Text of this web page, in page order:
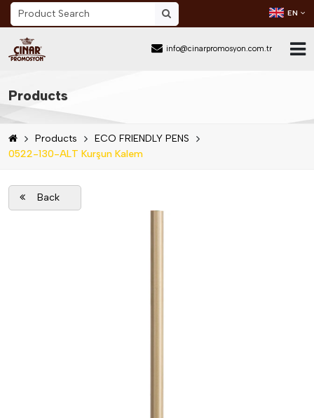
info@cinarpromosyon.com.tr
EN
About Us
Sector
Mail Order
Products
Products
ECO FRIENDLY PENS
0522-130-ALT Kurşun Kalem
Back